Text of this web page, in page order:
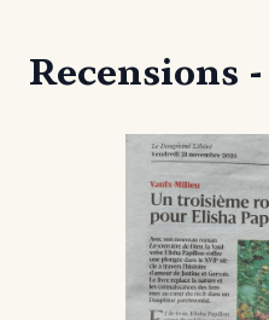
Recensions